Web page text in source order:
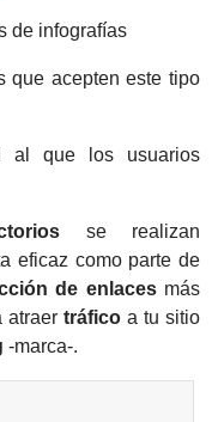
de infografías
que acepten este tipo
al que los usuarios
se realizan
eficaz como parte de
de enlacesmás
atraer tráficoa tu sitio
-marca-.